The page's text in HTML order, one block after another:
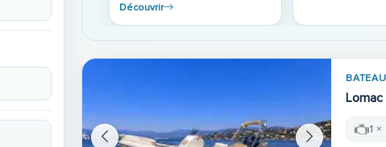
Découvrir
Lomac
1